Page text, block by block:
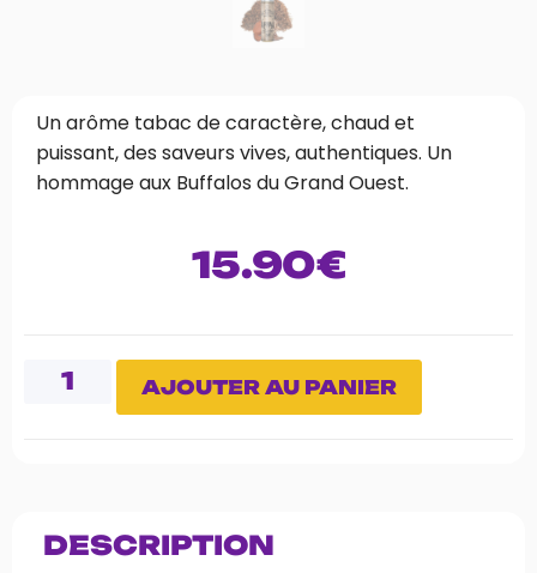
Un arôme tabac de caractère, chaud et
puissant, des saveurs vives, authentiques. Un
hommage aux Buffalos du Grand Ouest.
15.90€
AJOUTER AU PANIER
DESCRIPTION